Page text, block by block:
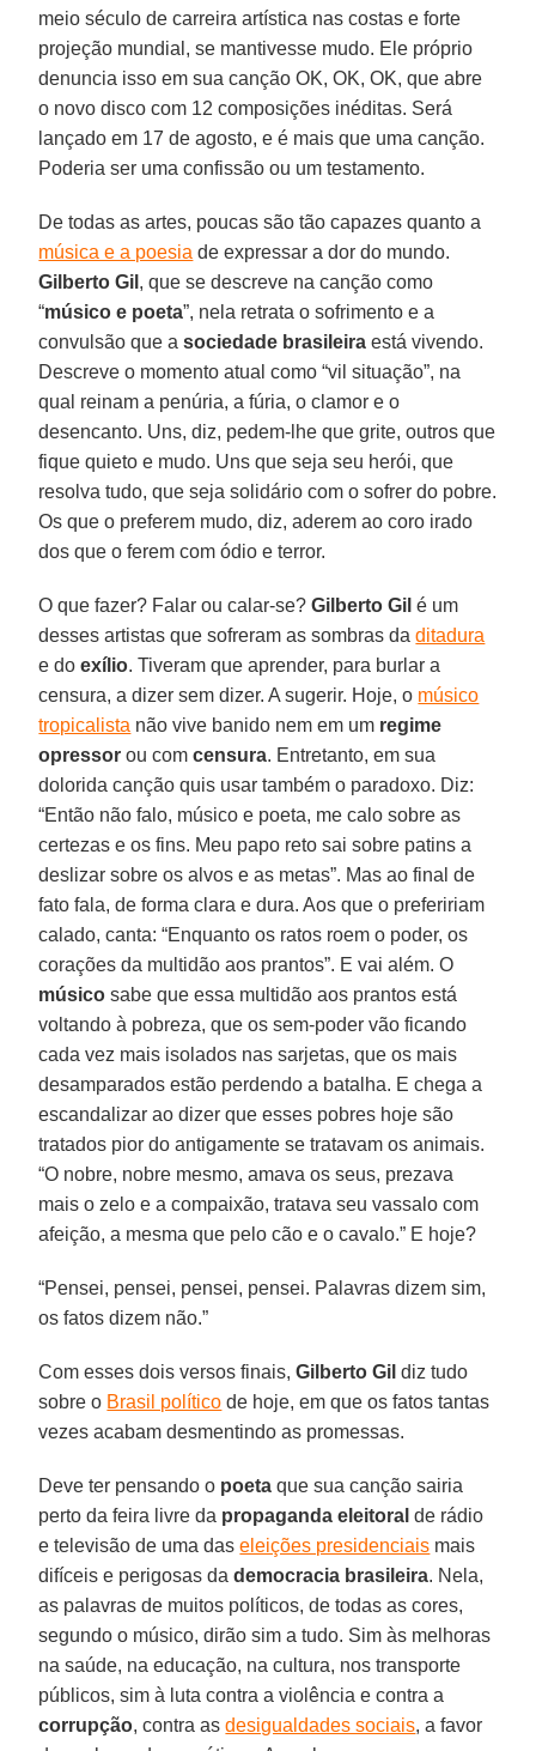
meio século de carreira artística nas costas e forte
projeção mundial, se mantivesse mudo. Ele próprio
denuncia isso em sua canção OK, OK, OK, que abre
o novo disco com 12 composições inéditas. Será
lançado em 17 de agosto, e é mais que uma canção.
Poderia ser uma confissão ou um testamento.
De todas as artes, poucas são tão capazes quanto a
música e a poesia de expressar a dor do mundo.
Gilberto Gil , que se descreve na canção como
“músico e poeta”, nela retrata o sofrimento e a
convulsão que asociedade brasileira está vivendo.
Descreve o momento atual como “vil situação”, na
qual reinam a penúria, a fúria, o clamor e o
desencanto. Uns, diz, pedem-lhe que grite, outros que
fique quieto e mudo. Uns que seja seu herói, que
resolva tudo, que seja solidário com o sofrer do pobre.
Os que o preferem mudo, diz, aderem ao coro irado
dos que o ferem com ódio e terror.
O que fazer? Falar ou calar-se?Gilberto Gil é um
desses artistas que sofreram as sombras daditadura
e doexílio. Tiveram que aprender, para burlar a
censura, a dizer sem dizer. A sugerir. Hoje, o músico
tropicalista não vive banido nem em um regime
opressor ou comcensura. Entretanto, em sua
dolorida canção quis usar também o paradoxo. Diz:
“Então não falo, músico e poeta, me calo sobre as
certezas e os fins. Meu papo reto sai sobre patins a
deslizar sobre os alvos e as metas”. Mas ao final de
fato fala, de forma clara e dura. Aos que o prefeririam
calado, canta: “Enquanto os ratos roem o poder, os
corações da multidão aos prantos”. E vai além. O
músico sabe que essa multidão aos prantos está
voltando à pobreza, que os sem-poder vão ficando
cada vez mais isolados nas sarjetas, que os mais
desamparados estão perdendo a batalha. E chega a
escandalizar ao dizer que esses pobres hoje são
tratados pior do antigamente se tratavam os animais.
“O nobre, nobre mesmo, amava os seus, prezava
mais o zelo e a compaixão, tratava seu vassalo com
afeição, a mesma que pelo cão e o cavalo.” E hoje?
“Pensei, pensei, pensei, pensei. Palavras dizem sim,
os fatos dizem não.”
Com esses dois versos finais,Gilberto Gil diz tudo
sobre o Brasil político de hoje, em que os fatos tantas
vezes acabam desmentindo as promessas.
Deve ter pensando o poeta que sua canção sairia
perto da feira livre da propaganda eleitoral de rádio
e televisão de uma daseleições presidenciais mais
difíceis e perigosas dademocracia brasileira. Nela,
as palavras de muitos políticos, de todas as cores,
segundo o músico, dirão sim a tudo. Sim às melhoras
na saúde, na educação, na cultura, nos transporte
públicos, sim à luta contra a violência e contra a
corrupção, contra asdesigualdades sociais, a favor